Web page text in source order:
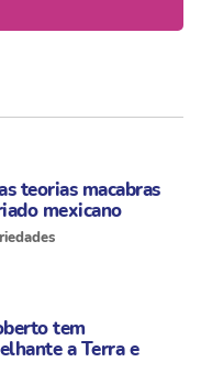
teorias macabras
mexicano
tem
a Terra e